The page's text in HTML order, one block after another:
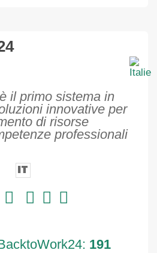
il primo sistema in
innovative per
di risorse
professionali
IT
191